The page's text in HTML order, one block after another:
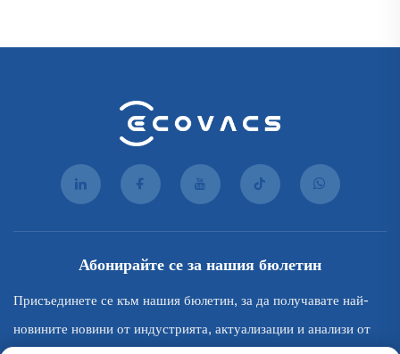
Абонирайте се за нашия бюлетин
Присъединете се към нашия бюлетин, за да получавате най-
новините новини от индустрията, актуализации и анализи от